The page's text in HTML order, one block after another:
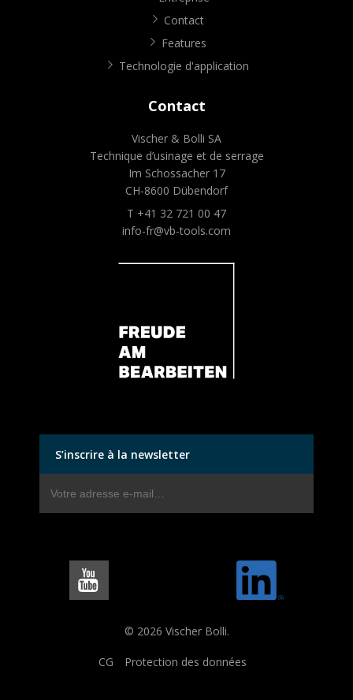
Contact
Features
Technologie d'application
Contact
Vischer & Bolli SA
Technique d’usinage et de serrage
Im Schossacher 17
CH-8600 Dübendorf
T +41 32 721 00 47
info-fr@vb-tools.com
S’inscrire à la newsletter
© 2026 Vischer Bolli.
CG Protection des données